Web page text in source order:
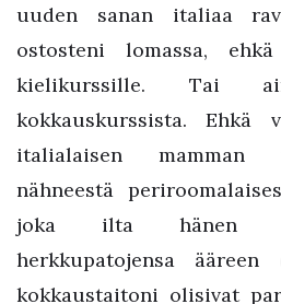
uuden sanan italiaa
ostosteni lomassa,
kielikurssille. Tai
kokkauskurssista. Ehkä
italialaisen mamman
nähneestä
joka ilta hänen
herkkupatojensa
kokkaustaitoni olisivat